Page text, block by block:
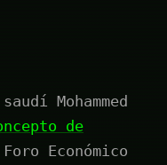
Mohammed
de
Económico